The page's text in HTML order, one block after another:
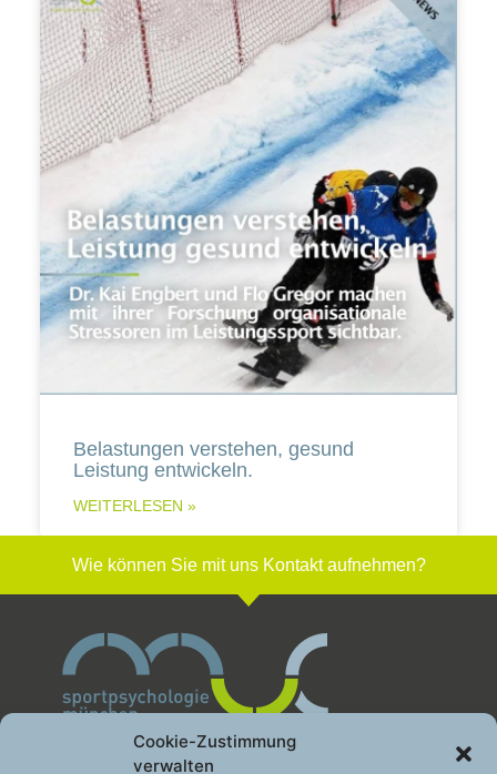
Cookie-Zustimmung
verwalten
Belastungen verstehen, gesund
Leistung entwickeln.
WEITERLESEN »
Wie können Sie mit uns Kontakt aufnehmen?